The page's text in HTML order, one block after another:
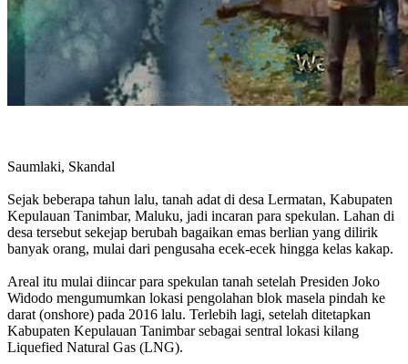
Saumlaki, Skandal
Sejak beberapa tahun lalu, tanah adat di desa Lermatan, Kabupaten
Kepulauan Tanimbar, Maluku, jadi incaran para spekulan. Lahan di
desa tersebut sekejap berubah bagaikan emas berlian yang dilirik
banyak orang, mulai dari pengusaha ecek-ecek hingga kelas kakap.
Areal itu mulai diincar para spekulan tanah setelah Presiden Joko
Widodo mengumumkan lokasi pengolahan blok masela pindah ke
darat (onshore) pada 2016 lalu. Terlebih lagi, setelah ditetapkan
Kabupaten Kepulauan Tanimbar sebagai sentral lokasi kilang
Liquefied Natural Gas (LNG).